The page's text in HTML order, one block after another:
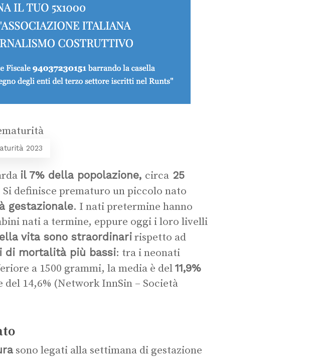
2023
il 7% della popolazione, circa 25
definisce prematuro un piccolo nato
gestazionale. I nati pretermine hanno
nati a termine, eppure oggi i loro livelli
vita sono straordinari rispetto ad
di mortalità più bassi: tra i neonati
a 1500 grammi, la media è del 11,9%
14,6% (Network InnSin – Società
sono legati alla settimana di gestazione